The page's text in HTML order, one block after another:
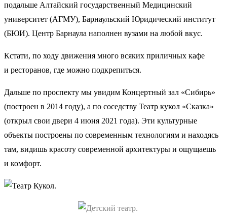
подальше Алтайский государственный Медицинский
университет (АГМУ), Барнаульский Юридический институт
(БЮИ). Центр Барнаула наполнен вузами на любой вкус.
Кстати, по ходу движения много всяких приличных кафе
и ресторанов, где можно подкрепиться.
Дальше по проспекту мы увидим Концертный зал «Сибирь»
(построен в 2014 году), а по соседству Театр кукол «Сказка»
(открыл свои двери 4 июня 2021 года). Эти культурные
объекты построены по современным технологиям и находясь
там, видишь красоту современной архитектуры и ощущаешь
и комфорт.